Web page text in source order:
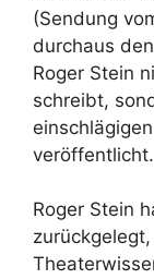
(Sendung
durchaus
Roger Stein
schreibt,
veröffentlicht.
Roger Stein